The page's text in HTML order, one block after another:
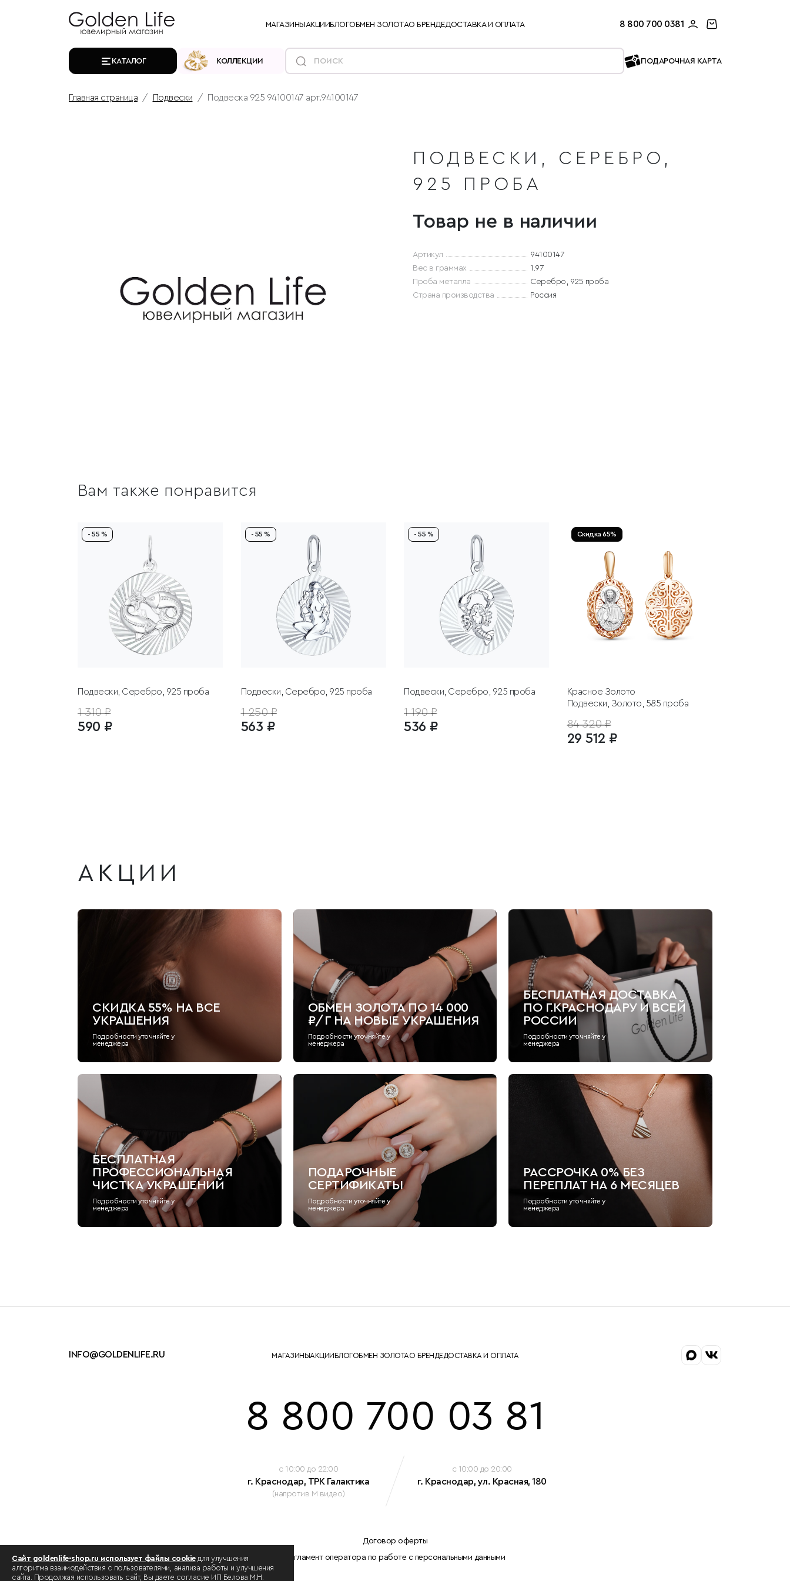
МАГАЗИНЫАКЦИИБЛОГОБМЕН ЗОЛОТАО БРЕНДЕДОСТАВКА И ОПЛАТА 8 800 700 0381
КАТАЛОГ КОЛЛЕКЦИИ ПОДАРОЧНАЯ КАРТА
Главная страница Подвески Подвеска 925 94100147 арт.94100147
ПОДВЕСКИ, СЕРЕБРО,
925 ПРОБА
Товар не в наличии
Артикул
94100147
Вес в граммах
1.97
Проба металла
Серебро, 925 проба
Страна производства
Россия
Вам также понравится
- 55 %
Подвески, Серебро, 925 проба
1 310 ₽
590 ₽
- 55 %
Подвески, Серебро, 925 проба
1 250 ₽
563 ₽
- 55 %
Подвески, Серебро, 925 проба
1 190 ₽
536 ₽
Скидка 65%
Красное Золото
Подвески, Золото, 585 проба
84 320 ₽
29 512 ₽
АКЦИИ
СКИДКА 55% НА ВСЕ
УКРАШЕНИЯ
Подробности уточняйте у
менеджера
ОБМЕН ЗОЛОТА ПО 14 000
₽/Г НА НОВЫЕ УКРАШЕНИЯ
Подробности уточняйте у
менеджера
БЕСПЛАТНАЯ ДОСТАВКА
ПО Г.КРАСНОДАРУ И ВСЕЙ
РОССИИ
Подробности уточняйте у
менеджера
БЕСПЛАТНАЯ
ПРОФЕССИОНАЛЬНАЯ
ЧИСТКА УКРАШЕНИЙ
Подробности уточняйте у
менеджера
ПОДАРОЧНЫЕ
СЕРТИФИКАТЫ
Подробности уточняйте у
менеджера
РАССРОЧКА 0% БЕЗ
ПЕРЕПЛАТ НА 6 МЕСЯЦЕВ
Подробности уточняйте у
менеджера
INFO@GOLDENLIFE.RU МАГАЗИНЫАКЦИИБЛОГОБМЕН ЗОЛОТАО БРЕНДЕДОСТАВКА И ОПЛАТА
8 800 700 03 81
c 10:00 до 22:00
г. Краснодар, ТРК Галактика
(напротив М видео)
c 10:00 до 20:00
г. Краснодар, ул. Красная, 180
Договор оферты
Регламент оператора по работе с персональными данными
Сайт goldenlife-shop.ru использует файлы cookieдля улучшения
алгоритма взаимодействия с пользователями, анализа работы и улучшения
сайта. Продолжая использовать сайт, Вы даете согласие ИП Белова М.Н.